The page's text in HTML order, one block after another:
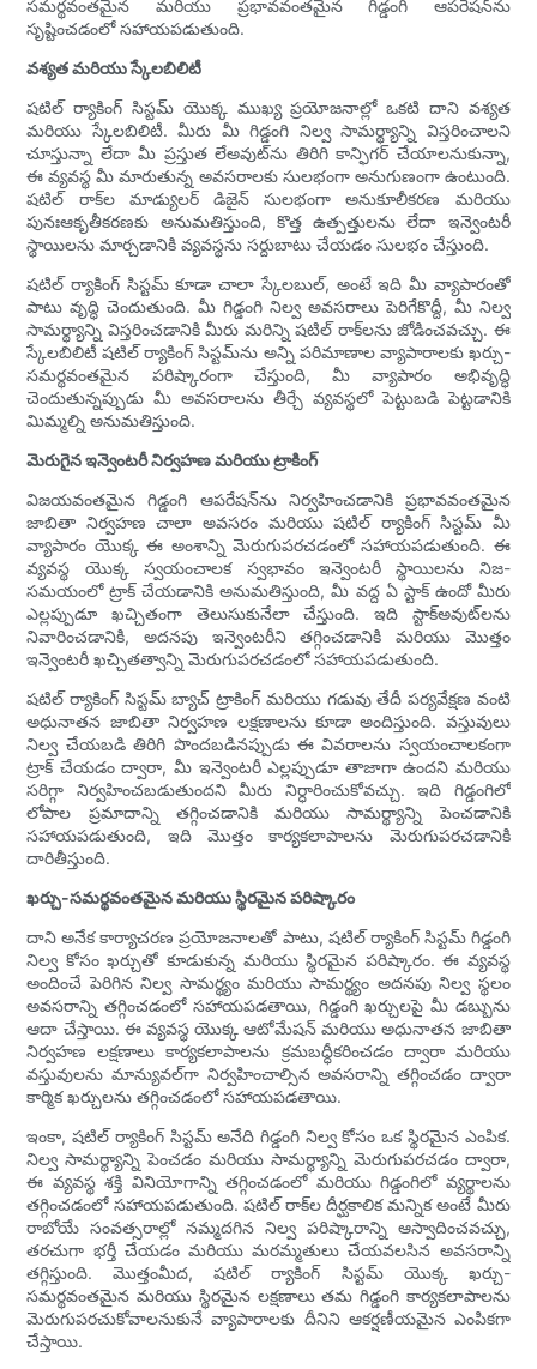
సమర్థవంతమైన మరియు ప్రభావవంతమైన గిడ్డంగి ఆపరేషన్‌ను
సృష్టించడంలో సహాయపడుతుంది.
వశ్యత మరియు స్కేలబిలిటీ
షటిల్ ర్యాకింగ్ సిస్టమ్ యొక్క ముఖ్య ప్రయోజనాల్లో ఒకటి దాని వశ్యత
మరియు స్కేలబిలిటీ. మీరు మీ గిడ్డంగి నిల్వ సామర్థ్యాన్ని విస్తరించాలని
చూస్తున్నా లేదా మీ ప్రస్తుత లేఅవుట్‌ను తిరిగి కాన్ఫిగర్ చేయాలనుకున్నా,
ఈ వ్యవస్థ మీ మారుతున్న అవసరాలకు సులభంగా అనుగుణంగా ఉంటుంది.
షటిల్ రాక్‌ల మాడ్యులర్ డిజైన్ సులభంగా అనుకూలీకరణ మరియు
పునఃఆకృతీకరణకు అనుమతిస్తుంది, కొత్త ఉత్పత్తులను లేదా ఇన్వెంటరీ
స్థాయిలను మార్చడానికి వ్యవస్థను సర్దుబాటు చేయడం సులభం చేస్తుంది.
షటిల్ ర్యాకింగ్ సిస్టమ్ కూడా చాలా స్కేలబుల్, అంటే ఇది మీ వ్యాపారంతో
పాటు వృద్ధి చెందుతుంది. మీ గిడ్డంగి నిల్వ అవసరాలు పెరిగేకొద్దీ, మీ నిల్వ
సామర్థ్యాన్ని విస్తరించడానికి మీరు మరిన్ని షటిల్ రాక్‌లను జోడించవచ్చు. ఈ
స్కేలబిలిటీ షటిల్ ర్యాకింగ్ సిస్టమ్‌ను అన్ని పరిమాణాల వ్యాపారాలకు ఖర్చు-
సమర్థవంతమైన పరిష్కారంగా చేస్తుంది, మీ వ్యాపారం అభివృద్ధి
చెందుతున్నప్పుడు మీ అవసరాలను తీర్చే వ్యవస్థలో పెట్టుబడి పెట్టడానికి
మిమ్మల్ని అనుమతిస్తుంది.
మెరుగైన ఇన్వెంటరీ నిర్వహణ మరియు ట్రాకింగ్
విజయవంతమైన గిడ్డంగి ఆపరేషన్‌ను నిర్వహించడానికి ప్రభావవంతమైన
జాబితా నిర్వహణ చాలా అవసరం మరియు షటిల్ ర్యాకింగ్ సిస్టమ్ మీ
వ్యాపారం యొక్క ఈ అంశాన్ని మెరుగుపరచడంలో సహాయపడుతుంది. ఈ
వ్యవస్థ యొక్క స్వయంచాలక స్వభావం ఇన్వెంటరీ స్థాయిలను నిజ-
సమయంలో ట్రాక్ చేయడానికి అనుమతిస్తుంది, మీ వద్ద ఏ స్టాక్ ఉందో మీరు
ఎల్లప్పుడూ ఖచ్చితంగా తెలుసుకునేలా చేస్తుంది. ఇది స్టాక్‌అవుట్‌లను
నివారించడానికి, అదనపు ఇన్వెంటరీని తగ్గించడానికి మరియు మొత్తం
ఇన్వెంటరీ ఖచ్చితత్వాన్ని మెరుగుపరచడంలో సహాయపడుతుంది.
షటిల్ ర్యాకింగ్ సిస్టమ్ బ్యాచ్ ట్రాకింగ్ మరియు గడువు తేదీ పర్యవేక్షణ వంటి
అధునాతన జాబితా నిర్వహణ లక్షణాలను కూడా అందిస్తుంది. వస్తువులు
నిల్వ చేయబడి తిరిగి పొందబడినప్పుడు ఈ వివరాలను స్వయంచాలకంగా
ట్రాక్ చేయడం ద్వారా, మీ ఇన్వెంటరీ ఎల్లప్పుడూ తాజాగా ఉందని మరియు
సరిగ్గా నిర్వహించబడుతుందని మీరు నిర్ధారించుకోవచ్చు. ఇది గిడ్డంగిలో
లోపాల ప్రమాదాన్ని తగ్గించడానికి మరియు సామర్థ్యాన్ని పెంచడానికి
సహాయపడుతుంది, ఇది మొత్తం కార్యకలాపాలను మెరుగుపరచడానికి
దారితీస్తుంది.
ఖర్చు-సమర్థవంతమైన మరియు స్థిరమైన పరిష్కారం
దాని అనేక కార్యాచరణ ప్రయోజనాలతో పాటు, షటిల్ ర్యాకింగ్ సిస్టమ్ గిడ్డంగి
నిల్వ కోసం ఖర్చుతో కూడుకున్న మరియు స్థిరమైన పరిష్కారం. ఈ వ్యవస్థ
అందించే పెరిగిన నిల్వ సామర్థ్యం మరియు సామర్థ్యం అదనపు నిల్వ స్థలం
అవసరాన్ని తగ్గించడంలో సహాయపడతాయి, గిడ్డంగి ఖర్చులపై మీ డబ్బును
ఆదా చేస్తాయి. ఈ వ్యవస్థ యొక్క ఆటోమేషన్ మరియు అధునాతన జాబితా
నిర్వహణ లక్షణాలు కార్యకలాపాలను క్రమబద్ధీకరించడం ద్వారా మరియు
వస్తువులను మాన్యువల్‌గా నిర్వహించాల్సిన అవసరాన్ని తగ్గించడం ద్వారా
కార్మిక ఖర్చులను తగ్గించడంలో సహాయపడతాయి.
ఇంకా, షటిల్ ర్యాకింగ్ సిస్టమ్ అనేది గిడ్డంగి నిల్వ కోసం ఒక స్థిరమైన ఎంపిక.
నిల్వ సామర్థ్యాన్ని పెంచడం మరియు సామర్థ్యాన్ని మెరుగుపరచడం ద్వారా,
ఈ వ్యవస్థ శక్తి వినియోగాన్ని తగ్గించడంలో మరియు గిడ్డంగిలో వ్యర్థాలను
తగ్గించడంలో సహాయపడుతుంది. షటిల్ రాక్‌ల దీర్ఘకాలిక మన్నిక అంటే మీరు
రాబోయే సంవత్సరాల్లో నమ్మదగిన నిల్వ పరిష్కారాన్ని ఆస్వాదించవచ్చు,
తరచుగా భర్తీ చేయడం మరియు మరమ్మతులు చేయవలసిన అవసరాన్ని
తగ్గిస్తుంది. మొత్తంమీద, షటిల్ ర్యాకింగ్ సిస్టమ్ యొక్క ఖర్చు-
సమర్థవంతమైన మరియు స్థిరమైన లక్షణాలు తమ గిడ్డంగి కార్యకలాపాలను
మెరుగుపరచుకోవాలనుకునే వ్యాపారాలకు దీనిని ఆకర్షణీయమైన ఎంపికగా
చేస్తాయి.